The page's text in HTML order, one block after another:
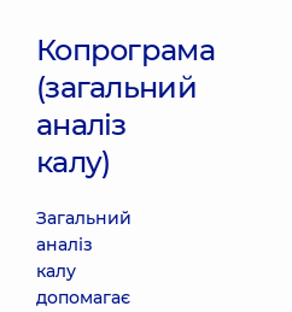
Копрограма
(загальний
аналіз
калу)
Загальний
аналіз
калу
допомагає